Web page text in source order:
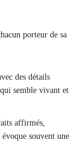
porteur de sa
des détails
semble vivant et
affirmés,
souvent une